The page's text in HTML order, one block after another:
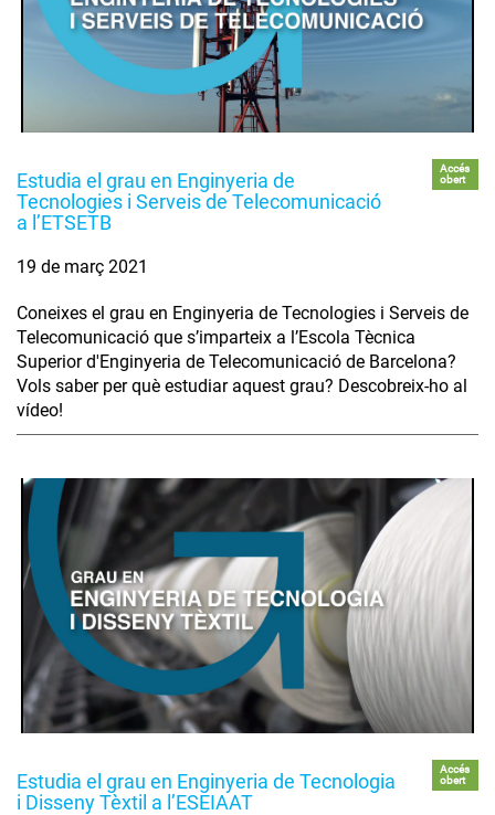
Estudia el grau en Enginyeria de
Tecnologies i Serveis de Telecomunicació
a l’ETSETB
Accés
obert
19 de març 2021
Coneixes el grau en Enginyeria de Tecnologies i Serveis de
Telecomunicació que s’imparteix a l’Escola Tècnica
Superior d'Enginyeria de Telecomunicació de Barcelona?
Vols saber per què estudiar aquest grau? Descobreix-ho al
vídeo!
Estudia el grau en Enginyeria de Tecnologia
i Disseny Tèxtil a l’ESEIAAT
Accés
obert